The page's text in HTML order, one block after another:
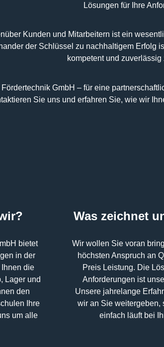
Lösungen für Ihre
Kunden und Mitarbeitern ist ein
der Schlüssel zu nachhaltigem Erfolg
kompetent und
GmbH – für eine
Sie uns und erfahren Sie, wie wir
bietet
in der
die
Lager und
den
Ihre
um alle
Was zeichnet
Wir wollen Sie voran
höchsten Anspruch an
Preis Leistung. Die
Anforderungen ist
Unsere jahrelange
wir an Sie weitergeben,
einfach läuft bei